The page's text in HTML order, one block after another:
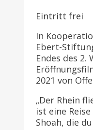
Eintritt frei
In
Ebert-
Endes des 2.
2021 von
„Der Rhein
ist eine
Shoah, die